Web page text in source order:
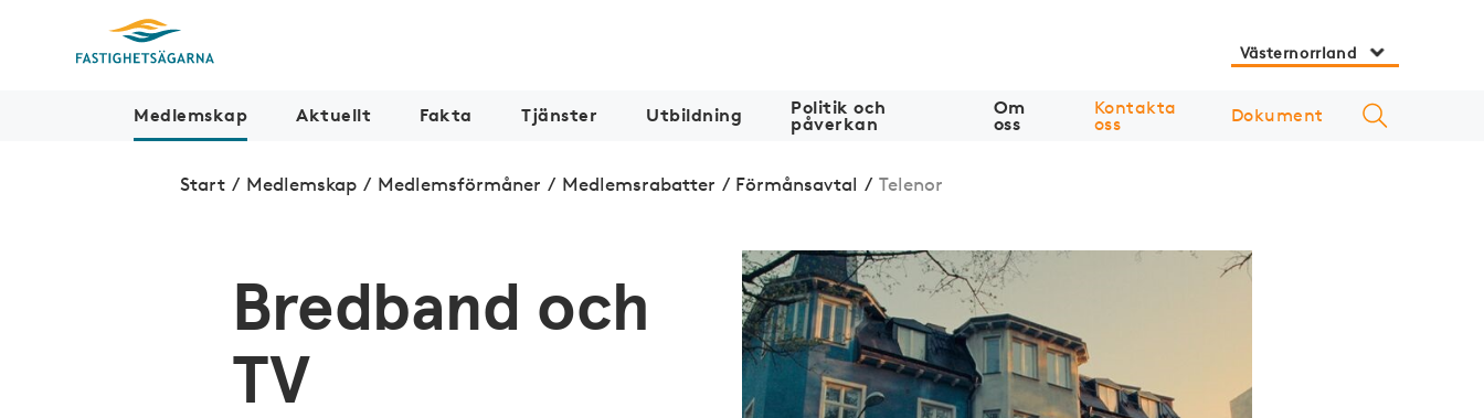
Västernorrland
Medlemskap Aktuellt Fakta Tjänster Utbildning Politik och
påverkan
Om
oss
Kontakta
oss Dokument
Start / Medlemskap / Medlemsförmåner / Medlemsrabatter / Förmånsavtal / Telenor
Bredband och
TV